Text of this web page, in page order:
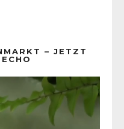
– JETZT